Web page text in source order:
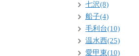
七沢(8)
船子(4)
毛利台(10)
温水西(25)
愛甲東(10)